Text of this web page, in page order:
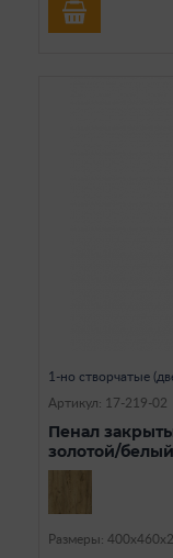
1-но створчатые
Артикул: 17-219-02
Пенал
золотой/
Размеры: